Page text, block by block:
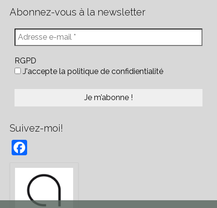
Abonnez-vous à la newsletter
RGPD
J'accepte la politique de confidientialité
Suivez-moi!